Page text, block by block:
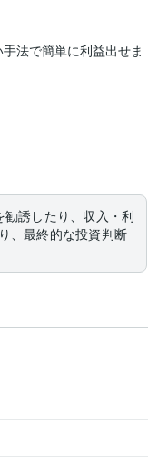
法で簡単に利益出せま
誘したり、収入・利
、最終的な投資判断